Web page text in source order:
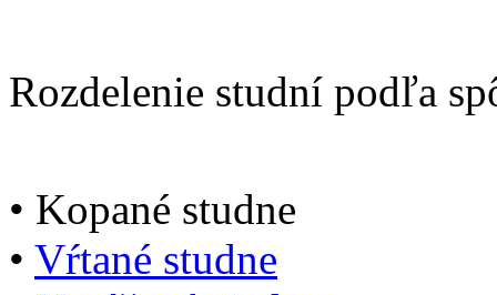
Rozdelenie studní podľa
• Kopané studne
• Vŕtané studne